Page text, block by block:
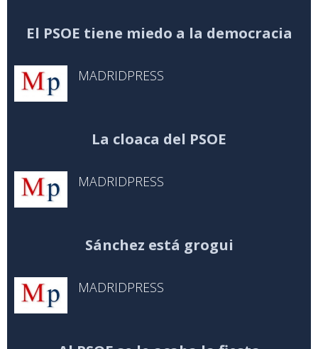
El PSOE tiene miedo a la democracia
MADRIDPRESS
La cloaca del PSOE
MADRIDPRESS
Sánchez está grogui
MADRIDPRESS